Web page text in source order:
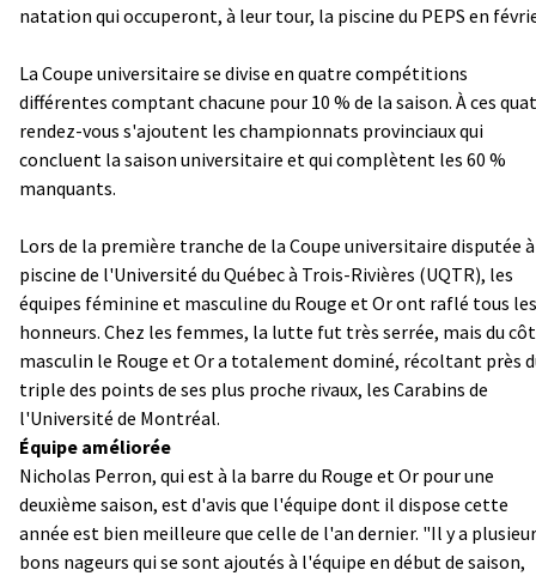
natation qui occuperont, à leur tour, la piscine du PEPS en
La Coupe universitaire se divise en quatre compétitions
différentes comptant chacune pour 10 % de la saison. À ces
rendez-vous s'ajoutent les championnats provinciaux qui
concluent la saison universitaire et qui complètent les 60 %
manquants.
Lors de la première tranche de la Coupe universitaire disputée
piscine de l'Université du Québec à Trois-Rivières (UQTR), les
équipes féminine et masculine du Rouge et Or ont raflé tous les
honneurs. Chez les femmes, la lutte fut très serrée, mais du
masculin le Rouge et Or a totalement dominé, récoltant près
triple des points de ses plus proche rivaux, les Carabins de
l'Université de Montréal.
Équipe améliorée
Nicholas Perron, qui est à la barre du Rouge et Or pour une
deuxième saison, est d'avis que l'équipe dont il dispose cette
année est bien meilleure que celle de l'an dernier. "Il y a
bons nageurs qui se sont ajoutés à l'équipe en début de saison,